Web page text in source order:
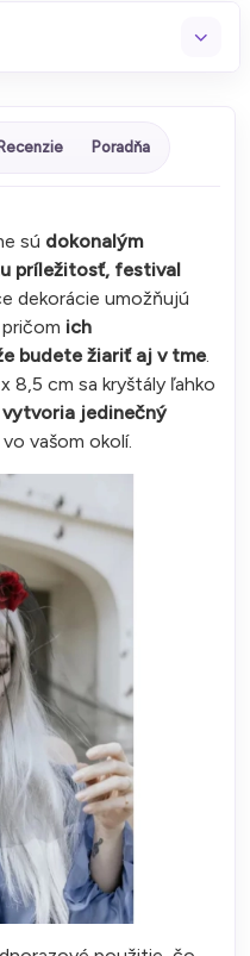
Recenzie Poradňa
sú dokonalým
príležitosť, festival
dekorácie umožňujú
ich
budete žiariť aj v tme
8,5 cm sa kryštály ľahko
vytvoria jedinečný
vašom okolí.